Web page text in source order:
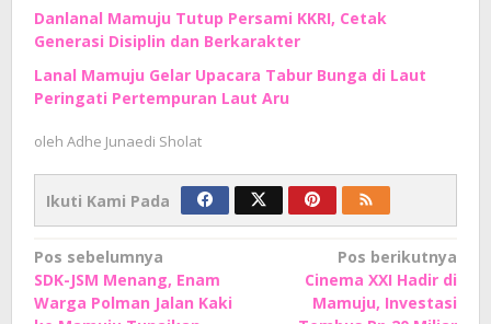
Danlanal Mamuju Tutup Persami KKRI, Cetak
Generasi Disiplin dan Berkarakter
Lanal Mamuju Gelar Upacara Tabur Bunga di Laut
Peringati Pertempuran Laut Aru
oleh Adhe Junaedi Sholat
Ikuti Kami Pada
Navigasi
pos
Pos sebelumnya
SDK-JSM Menang, Enam
Warga Polman Jalan Kaki
Pos berikutnya
Cinema XXI Hadir di
Mamuju, Investasi